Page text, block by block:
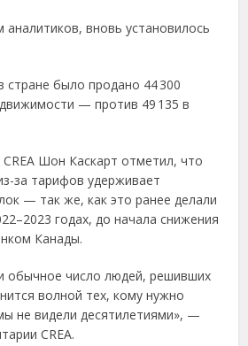
вновь установилось
было продано 44 300
— против 49 135 в
Шон Каскарт отметил, что
за тарифов удерживает
— так же, как это ранее делали
годах, до начала снижения
Канады.
обычное число людей, решивших
волной тех, кому нужно
не видели десятилетиями», —
CREA.